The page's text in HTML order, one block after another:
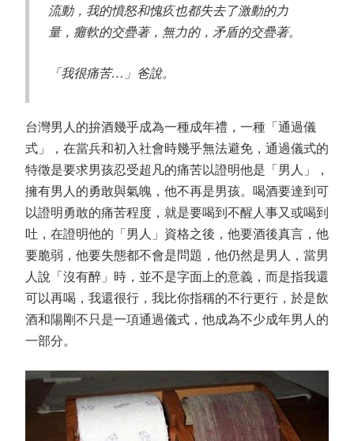
流動，我的憤怒和愧疚也都失去了激動的力
量，癱軟的交疊著，無力的，矛盾的交疊著。
「我很痛苦…」爸說。
台灣男人的拚酒幾乎成為一種成年禮，一種「通過儀
式」，在當兵和初入社會時幾乎無法避免，通過儀式的
特徵是要求男孩忍受超凡的痛苦以證明他是「男人」，
擁有男人的勇敢與氣魄，他不再是男孩。喝酒要達到可
以證明勇敢的痛苦程度，就是要喝到不醒人事又或喝到
吐，在證明他的「男人」資格之後，他要酒後真言，他
要脆弱，他要失態都不會是問題，他仍然是男人，當男
人說「沒有醉」時，並不是字面上的意義，而是指我還
可以再喝，我還很行，我比你指稱的不行更行，於是飲
酒和陽剛不只是一項通過儀式，他成為不少成年男人的
一部分。